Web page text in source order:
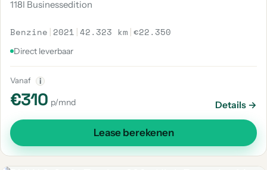
118I Businessedition
Benzine | 2021 |42.323 km |€22.350
Direct leverbaar
Vanaf i
€310 p/mnd Details →
Lease berekenen